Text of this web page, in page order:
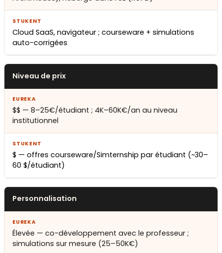
Cloud SaaS, navigateur ; courseware + simulations
auto-corrigées
Niveau de prix
$$ — 8–25€/étudiant ; 4K–60K€/an au niveau
institutionnel
$ — offres courseware/Simternship par étudiant (~30–
60 $/étudiant)
Personnalisation
Élevée — co-développement avec le professeur ;
simulations sur mesure (25–50K€)